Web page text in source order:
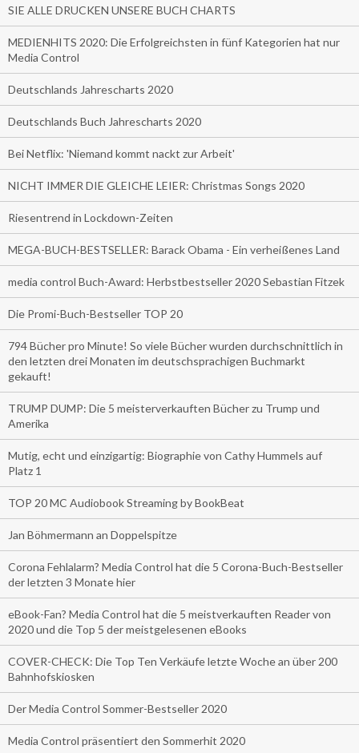
SIE ALLE DRUCKEN UNSERE BUCH CHARTS
MEDIENHITS 2020: Die Erfolgreichsten in fünf Kategorien hat nur
Media Control
Deutschlands Jahrescharts 2020
Deutschlands Buch Jahrescharts 2020
Bei Netflix: 'Niemand kommt nackt zur Arbeit'
NICHT IMMER DIE GLEICHE LEIER: Christmas Songs 2020
Riesentrend in Lockdown-Zeiten
MEGA-BUCH-BESTSELLER: Barack Obama - Ein verheißenes Land
media control Buch-Award: Herbstbestseller 2020 Sebastian Fitzek
Die Promi-Buch-Bestseller TOP 20
794 Bücher pro Minute! So viele Bücher wurden durchschnittlich in
den letzten drei Monaten im deutschsprachigen Buchmarkt
gekauft!
TRUMP DUMP: Die 5 meisterverkauften Bücher zu Trump und
Amerika
Mutig, echt und einzigartig: Biographie von Cathy Hummels auf
Platz 1
TOP 20 MC Audiobook Streaming by BookBeat
Jan Böhmermann an Doppelspitze
Corona Fehlalarm? Media Control hat die 5 Corona-Buch-Bestseller
der letzten 3 Monate hier
eBook-Fan? Media Control hat die 5 meistverkauften Reader von
2020 und die Top 5 der meistgelesenen eBooks
COVER-CHECK: Die Top Ten Verkäufe letzte Woche an über 200
Bahnhofskiosken
Der Media Control Sommer-Bestseller 2020
Media Control präsentiert den Sommerhit 2020